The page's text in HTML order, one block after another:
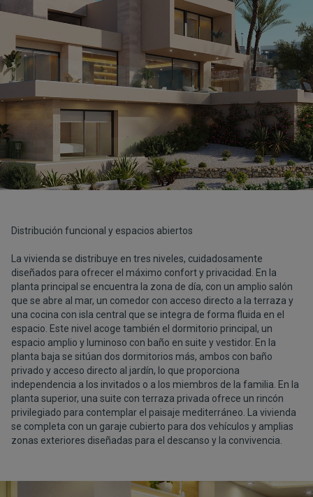
Distribución funcional y espacios abiertos
La vivienda se distribuye en tres niveles, cuidadosamente
diseñados para ofrecer el máximo confort y privacidad. En la
planta principal se encuentra la zona de día, con un amplio salón
que se abre al mar, un comedor con acceso directo a la terraza y
una cocina con isla central que se integra de forma fluida en el
espacio. Este nivel acoge también el dormitorio principal, un
espacio amplio y luminoso con baño en suite y vestidor. En la
planta baja se sitúan dos dormitorios más, ambos con baño
privado y acceso directo al jardín, lo que proporciona
independencia a los invitados o a los miembros de la familia. En la
planta superior, una suite con terraza privada ofrece un rincón
privilegiado para contemplar el paisaje mediterráneo. La vivienda
se completa con un garaje cubierto para dos vehículos y amplias
zonas exteriores diseñadas para el descanso y la convivencia.